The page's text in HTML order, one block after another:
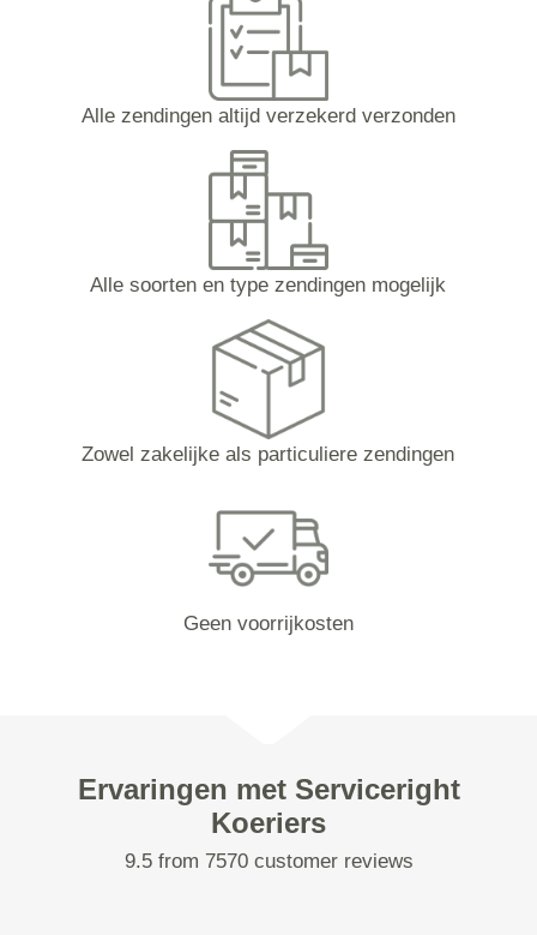
Alle zendingen altijd verzekerd verzonden
Alle soorten en type zendingen mogelijk
Zowel zakelijke als particuliere zendingen
Geen voorrijkosten
Ervaringen met Serviceright
Koeriers
9.5 from 7570 customer reviews